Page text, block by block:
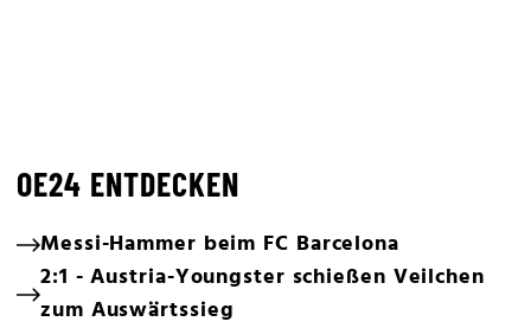
OE24 ENTDECKEN
Messi-Hammer beim FC Barcelona
2:1 - Austria-Youngster schießen Veilchen
zum Auswärtssieg